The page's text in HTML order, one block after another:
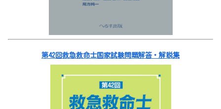
第42回救急救命士国家試験問題解答・解説集